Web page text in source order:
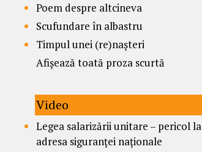
Poem despre altcineva
Scufundare în albastru
Timpul unei (re)nașteri
Afișează toată proza scurtă
Video
Legea salarizării unitare – pericol la
adresa siguranței naționale